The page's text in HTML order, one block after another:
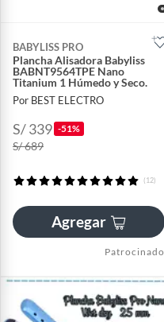
BABYLISS PRO
Plancha Alisadora Babyliss
BABNT9564TPE Nano
Titanium 1 Húmedo y Seco.
Por BEST ELECTRO
S/ 339 -51%
S/ 689
(12)
Agregar
Patrocinado